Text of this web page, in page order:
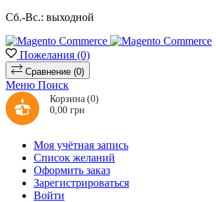
Сб.-Вс.: выходной
Пожелания (0)
Сравнение (0)
Меню Поиск
Корзина (0)
0,00 грн
Моя учётная запись
Список желаний
Оформить заказ
Зарегистрироваться
Войти